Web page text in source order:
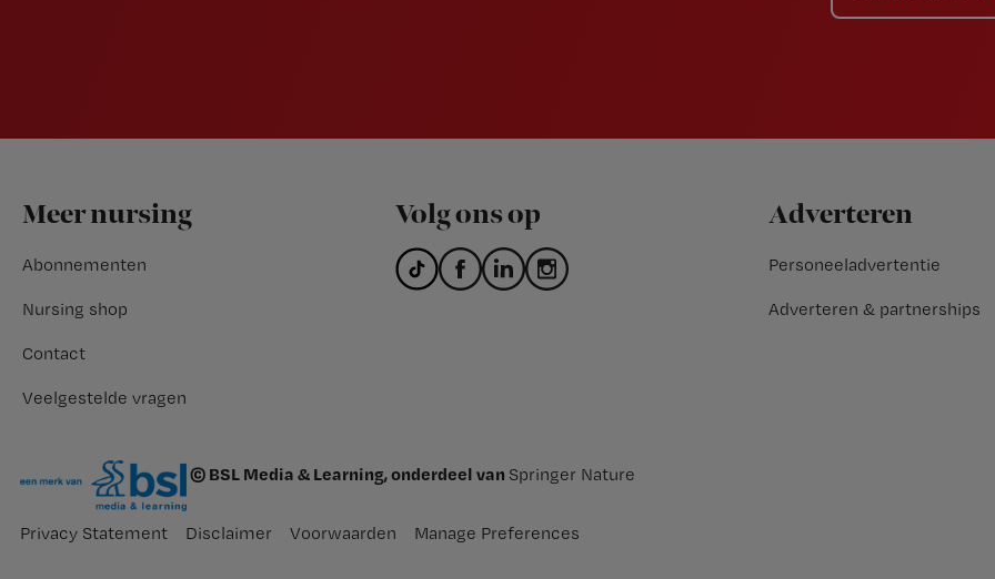
Footer
Meer nursing
Abonnementen
Nursing shop
Contact
Veelgestelde vragen
Volg ons op Adverteren
Personeeladvertentie
Adverteren & partnerships
© BSL Media & Learning, onderdeel van Springer Nature
Privacy Statement Disclaimer Voorwaarden Manage Preferences